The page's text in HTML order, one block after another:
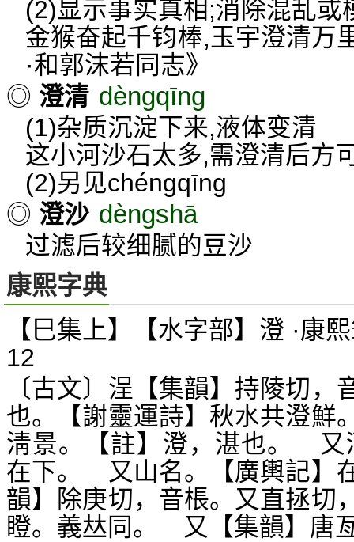
(2)显示事实真相;消除混乱或
金猴奋起千钧棒,玉宇澄清
·和郭沫若同志》
◎ 澄清 dèngqīng
(1)杂质沉淀下来,液体变清
这小河沙石太多,需澄清后方
(2)另见chéngqīng
◎ 澄沙 dèngshā
过滤后较细腻的豆沙
康熙字典
【巳集上】【水字部】澄 ·康
12
〔古文〕浧【集韻】持陵切
也。【謝靈運詩】秋水共澄
淸景。【註】澄，湛也。 又
在下。 又山名。【廣輿記】
韻】除庚切，音棖。又直拯切
瞪。義𠀤同。 又【集韻】唐